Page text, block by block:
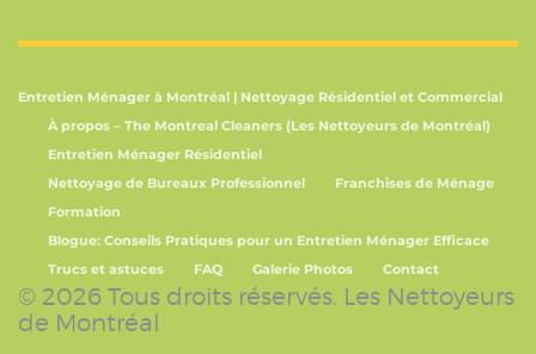
Entretien Ménager à Montréal | Nettoyage Résidentiel et Commercial
À propos – The Montreal Cleaners (Les Nettoyeurs de Montréal)
Entretien Ménager Résidentiel
Nettoyage de Bureaux Professionnel
Franchises de Ménage
Formation
Blogue: Conseils Pratiques pour un Entretien Ménager Efficace
Trucs et astuces
FAQ Galerie Photos Contact
© 2026 Tous droits réservés. Les Nettoyeurs
de Montréal